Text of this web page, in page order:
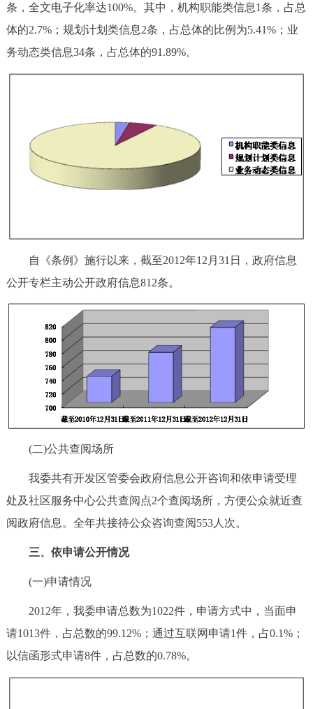
ESPAÑOL العربية PORTUGUÊS
ITALIANO
条，全文电子化率达100%。其中，机构职能类信息1条，占总
体的2.7%；规划计划类信息2条，占总体的比例为5.41%；业
务动态类信息34条，占总体的91.89%。
自《条例》施行以来，截至2012年12月31日，政府信息
公开专栏主动公开政府信息812条。
(二)公共查阅场所
我委共有开发区管委会政府信息公开咨询和依申请受理
处及社区服务中心公共查阅点2个查阅场所，方便公众就近查
阅政府信息。全年共接待公众咨询查阅553人次。
三、依申请公开情况
(一)申请情况
2012年，我委申请总数为1022件，申请方式中，当面申
请1013件，占总数的99.12%；通过互联网申请1件，占0.1%；
以信函形式申请8件，占总数的0.78%。